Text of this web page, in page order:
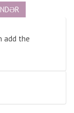
add the